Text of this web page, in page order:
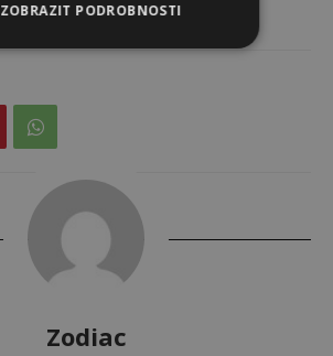
Zodiac
ZOBRAZIT PODROBNOSTI